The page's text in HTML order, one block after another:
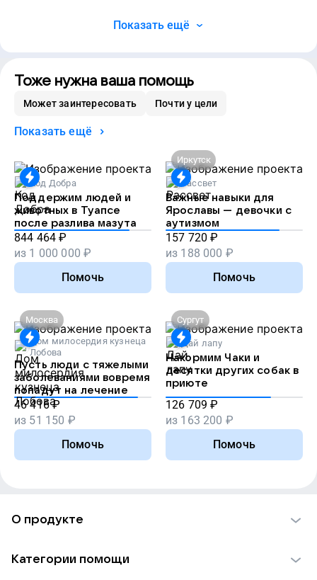
Показать ещё
Тоже нужна ваша помощь
Может заинтересовать Почти у цели
Показать ещё
Код Добра
Поддержим людей и
животных в Туапсе
после разлива мазута
844 464 ₽
из 1 000 000 ₽
Помочь
Иркутск
Рассвет
Важные навыки для
Ярославы — девочки с
аутизмом
157 720 ₽
из 188 000 ₽
Помочь
Москва
Дом милосердия кузнеца
Лобова
Пусть люди с тяжелыми
заболеваниями вовремя
попадут на лечение
46 416 ₽
из 51 150 ₽
Помочь
Сургут
Дай лапу
Накормим Чаки и
десятки других собак в
приюте
126 709 ₽
из 163 200 ₽
Помочь
О продукте
Категории помощи